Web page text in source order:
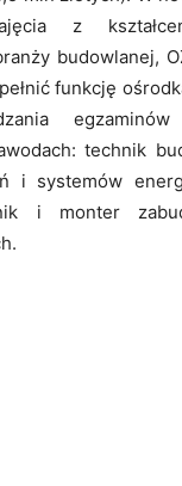
z
budowlanej,
funkcję
egzaminów
technik
i systemów
i monter